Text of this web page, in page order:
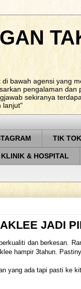
bawah agensi yang
pengalaman
sekiranya
lanjut"
TIK TOK
KLINIK & HOSPITAL
JADI
dan berkesan.
hampir 3tahun.
yang ada tapi pasti ke